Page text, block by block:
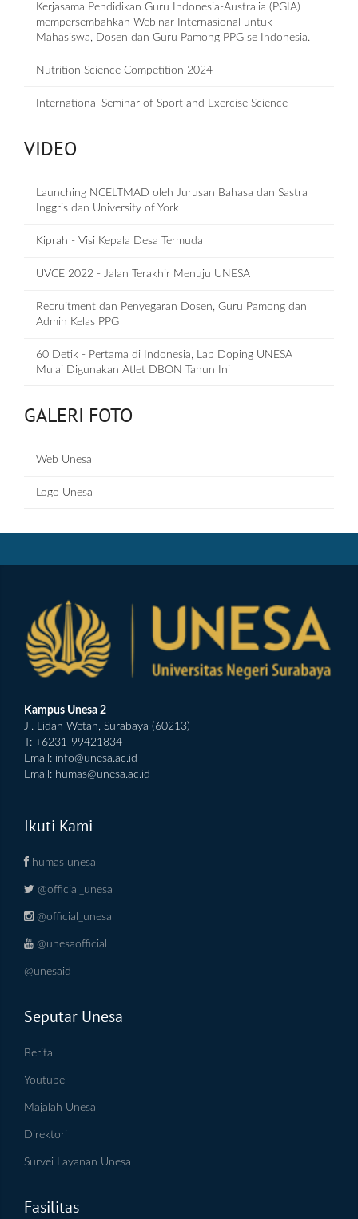
Kerjasama Pendidikan Guru Indonesia-Australia (PGIA)
mempersembahkan Webinar Internasional untuk
Mahasiswa, Dosen dan Guru Pamong PPG se Indonesia.
Nutrition Science Competition 2024
International Seminar of Sport and Exercise Science
VIDEO
Launching NCELTMAD oleh Jurusan Bahasa dan Sastra
Inggris dan University of York
Kiprah - Visi Kepala Desa Termuda
UVCE 2022 - Jalan Terakhir Menuju UNESA
Recruitment dan Penyegaran Dosen, Guru Pamong dan
Admin Kelas PPG
60 Detik - Pertama di Indonesia, Lab Doping UNESA
Mulai Digunakan Atlet DBON Tahun Ini
GALERI FOTO
Web Unesa
Logo Unesa
Kampus Unesa 2
Jl. Lidah Wetan, Surabaya (60213)
T: +6231-99421834
Email: info@unesa.ac.id
Email: humas@unesa.ac.id
Ikuti Kami
humas unesa
@official_unesa
@official_unesa
@unesaofficial
@unesaid
Seputar Unesa
Berita
Youtube
Majalah Unesa
Direktori
Survei Layanan Unesa
Fasilitas